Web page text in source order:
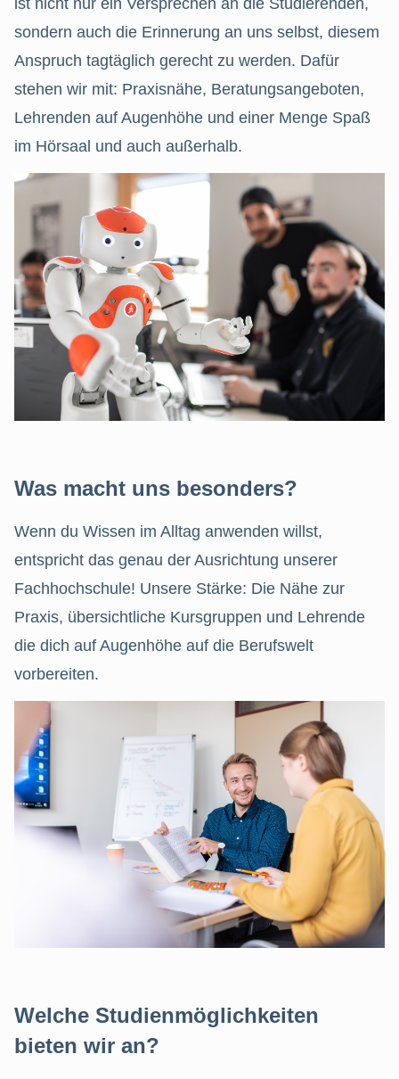
ist nicht nur ein Versprechen an die Studierenden,
sondern auch die Erinnerung an uns selbst, diesem
Anspruch tagtäglich gerecht zu werden. Dafür
stehen wir mit: Praxisnähe, Beratungsangeboten,
Lehrenden auf Augenhöhe und einer Menge Spaß
im Hörsaal und auch außerhalb.
Was macht uns besonders?
Wenn du Wissen im Alltag anwenden willst,
entspricht das genau der Ausrichtung unserer
Fachhochschule! Unsere Stärke: Die Nähe zur
Praxis, übersichtliche Kursgruppen und Lehrende
die dich auf Augenhöhe auf die Berufswelt
vorbereiten.
Welche Studienmöglichkeiten
bieten wir an?